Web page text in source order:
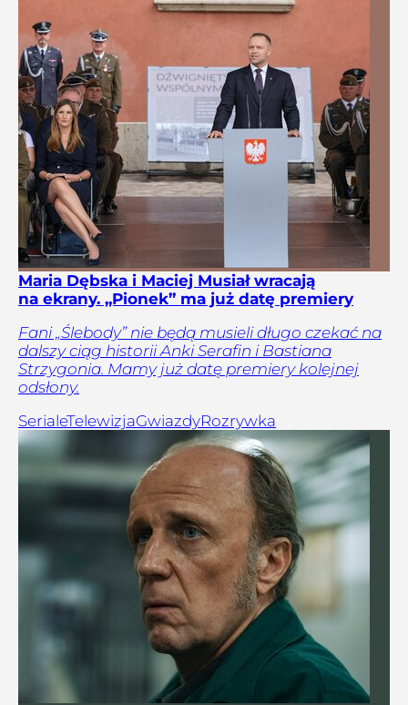
Maria Dębska i Maciej Musiał wracają
na ekrany. „Pionek” ma już datę premiery
Fani „Ślebody” nie będą musieli długo czekać na
dalszy ciąg historii Anki Serafin i Bastiana
Strzygonia. Mamy już datę premiery kolejnej
odsłony.
SerialeTelewizjaGwiazdyRozrywka